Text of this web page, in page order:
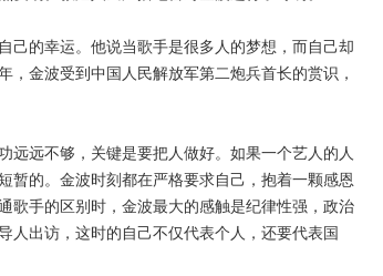
的幸运。他说当歌手是很多人的梦想，而自己却
，金波受到中国人民解放军第二炮兵首长的赏识，
远不够，关键是要把人做好。如果一个艺人的人
暂的。金波时刻都在严格要求自己，抱着一颗感恩
歌手的区别时，金波最大的感触是纪律性强，政治
人出访，这时的自己不仅代表个人，还要代表国